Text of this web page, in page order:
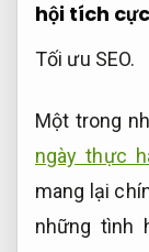
hội tích cực
Tối ưu SEO.
Một trong
ngày thực
mang lại
những tình